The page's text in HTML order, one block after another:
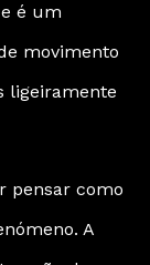
é um
movimento
ligeiramente
pensar como
A